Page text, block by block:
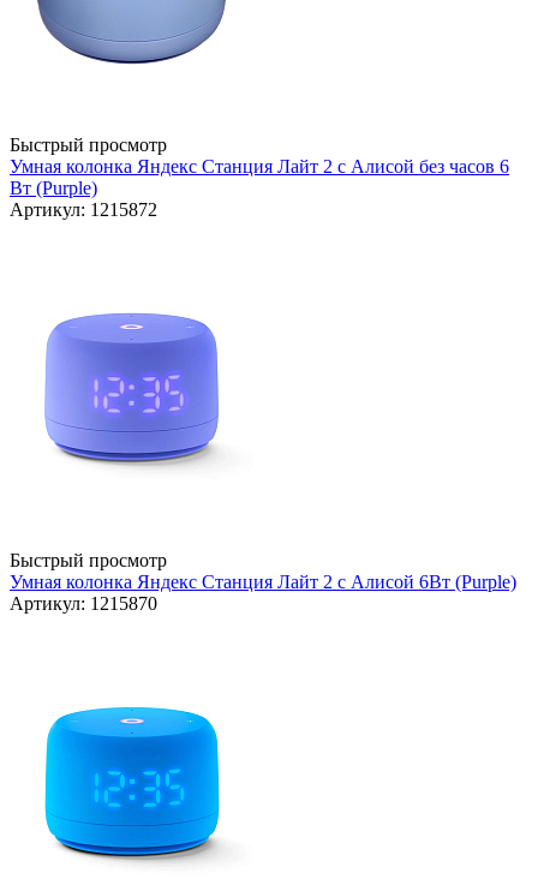
Быстрый просмотр
Умная колонка Яндекс Станция Лайт 2 с Алисой без часов 6
Вт (Purple)
Артикул: 1215872
Быстрый просмотр
Умная колонка Яндекс Станция Лайт 2 с Алисой 6Вт (Purple)
Артикул: 1215870